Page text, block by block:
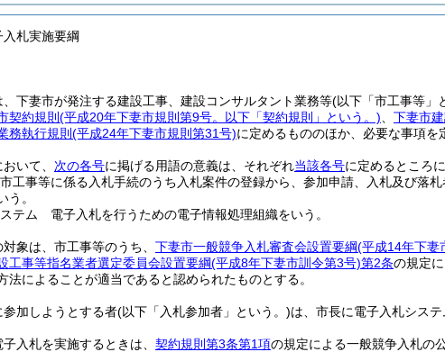
札実施要綱
、下妻市が発注する建設工事、建設コンサルタント業務等(以下「市工事等」
契約規則 (平成20年下妻市規則第9号。以下「契約規則」という。) 下妻市
務執行規則 (平成24年下妻市規則第31号)に定めるもののほか、必要な事項を
いて、 次の各号に掲げる用語の意義は、それぞれ当該各号に定めるところに
工事等に係る入札手続のうち入札案件の登録から、参加申請、入札及び落
う。
テム 電子入札を行うための電子情報処理組織をいう。
象は、市工事等のうち、 下妻市一般競争入札審査会設置要綱(平成14年下妻
工事等指名業者選定委員会設置要綱(平成8年下妻市訓令第3号)第2条の規定
法によることが適当であると認められたものとする。
参加しようとする者(以下「入札参加者」という。)は、市長に電子入札シス
入札を実施するときは、 契約規則第3条第1項の規定による一般競争入札の